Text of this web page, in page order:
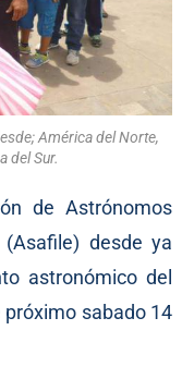
América del Norte,
del Sur.
de Astrónomos
desde ya
astronómico del
próximo sabado 14